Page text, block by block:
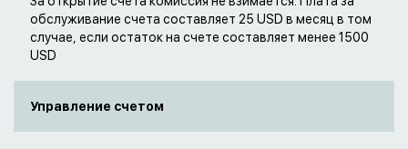
обслуживание счета составляет 25 USD в месяц в том
случае, если остаток на счете составляет менее 1500
USD
Управление счетом